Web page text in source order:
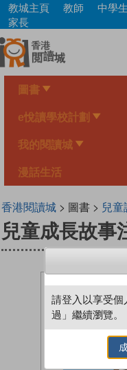
Skip
main
content
教城主頁 教師 中學生
家長
圖書
e悅讀學校計劃
我的閱讀城
漫話生活
香港閱讀城> 圖書 > 兒童
兒童成長故事
請登入以享受個
過」繼續瀏覽。